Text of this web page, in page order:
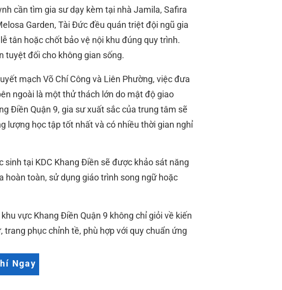
cần tìm gia sư dạy kèm tại nhà Jamila, Safira
Garden, Tài Đức đều quán triệt đội ngũ gia
tân hoặc chốt bảo vệ nội khu đúng quy trình.
tuyệt đối cho không gian sống.
mạch Võ Chí Công và Liên Phường, việc đưa
ngoài là một thử thách lớn do mật độ giao
Điền Quận 9, gia sư xuất sắc của trung tâm sẽ
lượng học tập tốt nhất và có nhiều thời gian nghỉ
sinh tại KDC Khang Điền sẽ được khảo sát năng
hoàn toàn, sử dụng giáo trình song ngữ hoặc
vực Khang Điền Quận 9 không chỉ giỏi về kiến
phục chỉnh tề, phù hợp với quy chuẩn ứng
Ngay